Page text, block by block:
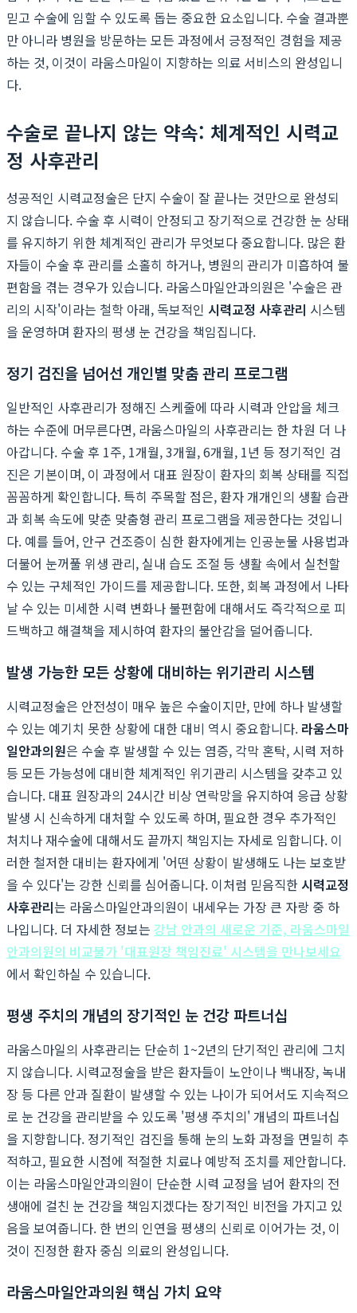
믿고 수술에 임할 수 있도록 돕는 중요한 요소입니다. 수술 결과뿐
만 아니라 병원을 방문하는 모든 과정에서 긍정적인 경험을 제공
하는 것, 이것이 라움스마일이 지향하는 의료 서비스의 완성입니
다.
수술로 끝나지 않는 약속: 체계적인 시력교
정 사후관리
성공적인 시력교정술은 단지 수술이 잘 끝나는 것만으로 완성되
지 않습니다. 수술 후 시력이 안정되고 장기적으로 건강한 눈 상태
를 유지하기 위한 체계적인 관리가 무엇보다 중요합니다. 많은 환
자들이 수술 후 관리를 소홀히 하거나, 병원의 관리가 미흡하여 불
편함을 겪는 경우가 있습니다. 라움스마일안과의원은 '수술은 관
리의 시작'이라는 철학 아래, 독보적인 시력교정 사후관리 시스템
을 운영하며 환자의 평생 눈 건강을 책임집니다.
정기 검진을 넘어선 개인별 맞춤 관리 프로그램
일반적인 사후관리가 정해진 스케줄에 따라 시력과 안압을 체크
하는 수준에 머무른다면, 라움스마일의 사후관리는 한 차원 더 나
아갑니다. 수술 후 1주, 1개월, 3개월, 6개월, 1년 등 정기적인 검
진은 기본이며, 이 과정에서 대표 원장이 환자의 회복 상태를 직접
꼼꼼하게 확인합니다. 특히 주목할 점은, 환자 개개인의 생활 습관
과 회복 속도에 맞춘 맞춤형 관리 프로그램을 제공한다는 것입니
다. 예를 들어, 안구 건조증이 심한 환자에게는 인공눈물 사용법과
더불어 눈꺼풀 위생 관리, 실내 습도 조절 등 생활 속에서 실천할
수 있는 구체적인 가이드를 제공합니다. 또한, 회복 과정에서 나타
날 수 있는 미세한 시력 변화나 불편함에 대해서도 즉각적으로 피
드백하고 해결책을 제시하여 환자의 불안감을 덜어줍니다.
발생 가능한 모든 상황에 대비하는 위기관리 시스템
시력교정술은 안전성이 매우 높은 수술이지만, 만에 하나 발생할
수 있는 예기치 못한 상황에 대한 대비 역시 중요합니다. 라움스마
일안과의원은 수술 후 발생할 수 있는 염증, 각막 혼탁, 시력 저하
등 모든 가능성에 대비한 체계적인 위기관리 시스템을 갖추고 있
습니다. 대표 원장과의 24시간 비상 연락망을 유지하여 응급 상황
발생 시 신속하게 대처할 수 있도록 하며, 필요한 경우 추가적인
처치나 재수술에 대해서도 끝까지 책임지는 자세로 임합니다. 이
러한 철저한 대비는 환자에게 '어떤 상황이 발생해도 나는 보호받
을 수 있다'는 강한 신뢰를 심어줍니다. 이처럼 믿음직한시력교정
사후관리는 라움스마일안과의원이 내세우는 가장 큰 자랑 중 하
나입니다. 더 자세한 정보는 강남 안과의 새로운 기준, 라움스마일
안과의원의 비교불가 '대표원장 책임진료' 시스템을 만나보세요
에서 확인하실 수 있습니다.
평생 주치의 개념의 장기적인 눈 건강 파트너십
라움스마일의 사후관리는 단순히 1~2년의 단기적인 관리에 그치
지 않습니다. 시력교정술을 받은 환자들이 노안이나 백내장, 녹내
장 등 다른 안과 질환이 발생할 수 있는 나이가 되어서도 지속적으
로 눈 건강을 관리받을 수 있도록 '평생 주치의' 개념의 파트너십
을 지향합니다. 정기적인 검진을 통해 눈의 노화 과정을 면밀히 추
적하고, 필요한 시점에 적절한 치료나 예방적 조치를 제안합니다.
이는 라움스마일안과의원이 단순한 시력 교정을 넘어 환자의 전
생애에 걸친 눈 건강을 책임지겠다는 장기적인 비전을 가지고 있
음을 보여줍니다. 한 번의 인연을 평생의 신뢰로 이어가는 것, 이
것이 진정한 환자 중심 의료의 완성입니다.
라움스마일안과의원 핵심 가치 요약